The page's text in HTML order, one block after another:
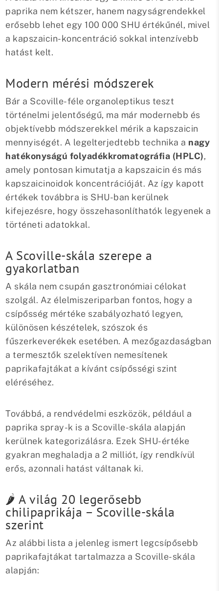
paprika nem kétszer, hanem nagyságrendekkel
erősebb lehet egy 100 000 SHU értékűnél, mivel
a kapszaicin-koncentráció sokkal intenzívebb
hatást kelt.
Modern mérési módszerek
Bár a Scoville-féle organoleptikus teszt
történelmi jelentőségű, ma már modernebb és
objektívebb módszerekkel mérik a kapszaicin
mennyiségét. A legelterjedtebb technika a nagy
hatékonyságú folyadékkromatográfia (HPLC),
amely pontosan kimutatja a kapszaicin és más
kapszaicinoidok koncentrációját. Az így kapott
értékek továbbra is SHU-ban kerülnek
kifejezésre, hogy összehasonlíthatók legyenek a
történeti adatokkal.
A Scoville-skála szerepe a
gyakorlatban
A skála nem csupán gasztronómiai célokat
szolgál. Az élelmiszeriparban fontos, hogy a
csípősség mértéke szabályozható legyen,
különösen készételek, szószok és
fűszerkeverékek esetében. A mezőgazdaságban
a termesztők szelektíven nemesítenek
paprikafajtákat a kívánt csípősségi szint
eléréséhez.
Továbbá, a rendvédelmi eszközök, például a
paprika spray-k is a Scoville-skála alapján
kerülnek kategorizálásra. Ezek SHU-értéke
gyakran meghaladja a 2 milliót, így rendkívül
erős, azonnali hatást váltanak ki.
🌶️ A világ 20 legerősebb
chilipaprikája – Scoville-skála
szerint
Az alábbi lista a jelenleg ismert legcsípősebb
paprikafajtákat tartalmazza a Scoville-skála
alapján: